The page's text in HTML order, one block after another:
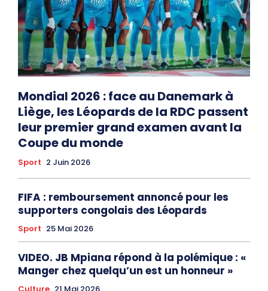
Mondial 2026 : face au Danemark à
Liège, les Léopards de la RDC passent
leur premier grand examen avant la
Coupe du monde
Sport 2 Juin 2026
FIFA : remboursement annoncé pour les
supporters congolais des Léopards
Sport 25 Mai 2026
VIDEO. JB Mpiana répond à la polémique : «
Manger chez quelqu’un est un honneur »